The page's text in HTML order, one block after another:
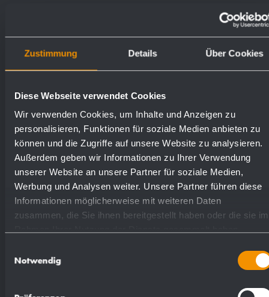
Zustimmung Details Über Cookies
Diese Webseite verwendet Cookies
Wir verwenden Cookies, um Inhalte und Anzeigen zu
personalisieren, Funktionen für soziale Medien anbieten zu
können und die Zugriffe auf unsere Website zu analysieren.
Außerdem geben wir Informationen zu Ihrer Verwendung
unserer Website an unsere Partner für soziale Medien,
Werbung und Analysen weiter. Unsere Partner führen diese
Informationen möglicherweise mit weiteren Daten
zusammen, die Sie ihnen bereitgestellt haben oder die sie im
Notwendig
Superfici disponibili Numeri d'ordine
cromato 923117
Proposte di testo per il capitolato:
a pavimento. In robusta rete di acciaio da